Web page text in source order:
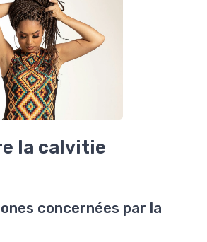
la calvitie
concernées par la